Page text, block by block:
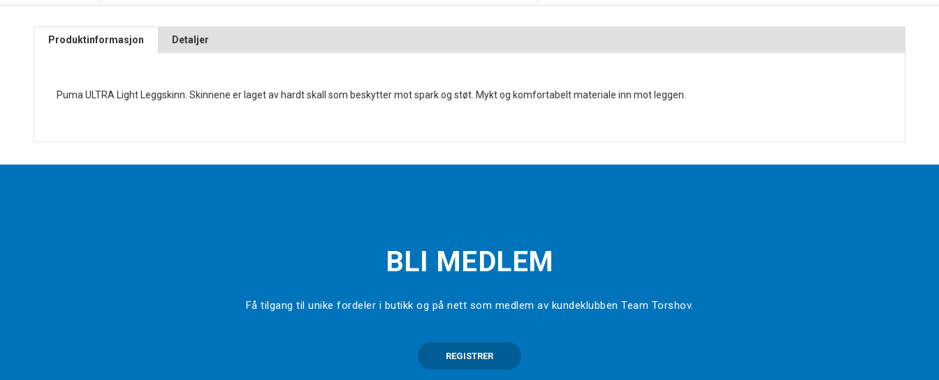
Produktinformasjon Detaljer
Puma ULTRA Light Leggskinn. Skinnene er laget av hardt skall som beskytter mot spark og støt. Mykt og komfortabelt materiale inn mot leggen.
BLI MEDLEM
Få tilgang til unike fordeler i butikk og på nett som medlem av kundeklubben Team Torshov.
REGISTRER